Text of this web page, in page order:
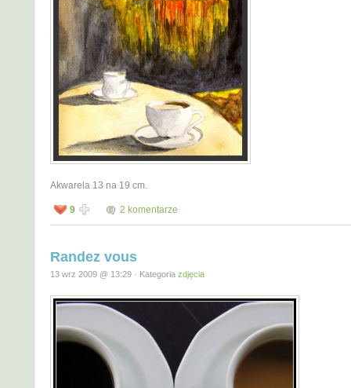
Akwarela 13 na 19 cm.
9 2 komentarze
Randez vous
13 wrz 2009 @ 13:29 · Kategoria zdjęcia